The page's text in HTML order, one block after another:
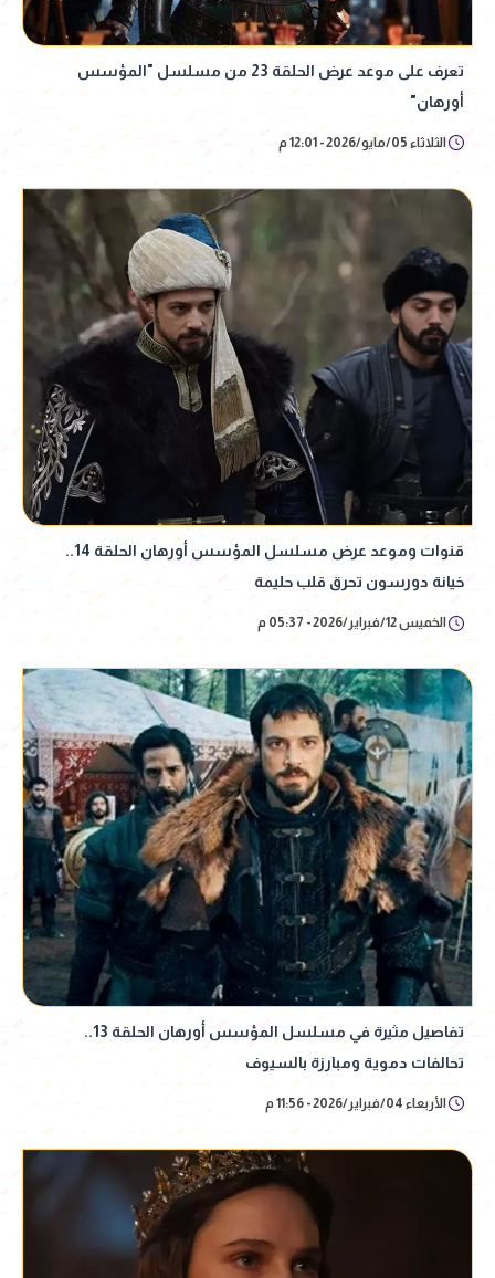
تعرف على موعد عرض الحلقة 23 من مسلسل "المؤسس
أورهان"
الثلاثاء 05/مايو/2026 - 12:01 م
قنوات وموعد عرض مسلسل المؤسس أورهان الحلقة 14..
خيانة دورسون تحرق قلب حليمة
الخميس 12/فبراير/2026 - 05:37 م
تفاصيل مثيرة في مسلسل المؤسس أورهان الحلقة 13..
تحالفات دموية ومبارزة بالسيوف
الأربعاء 04/فبراير/2026 - 11:56 م